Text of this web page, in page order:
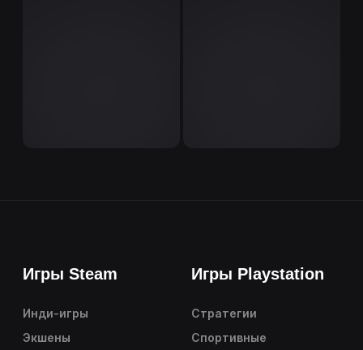
Игры Steam
Инди-игры
Экшены
Игры Playstation
Стратегии
Спортивные